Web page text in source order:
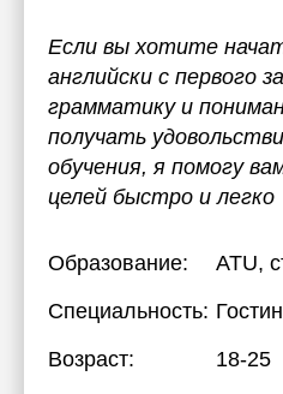
Если вы хотите
английски с первого
грамматику и
получать
обучения, я помогу
целей быстро и легко
Образование: ATU,
Специальность:
Возраст:
18-25